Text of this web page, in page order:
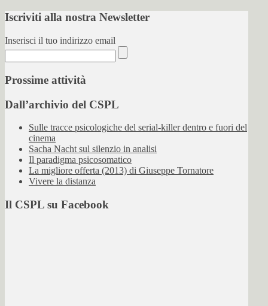
Iscriviti alla nostra Newsletter
Inserisci il tuo indirizzo email
Prossime attività
Dall’archivio del CSPL
Sulle tracce psicologiche del serial-killer dentro e fuori del
cinema
Sacha Nacht sul silenzio in analisi
Il paradigma psicosomatico
La migliore offerta (2013) di Giuseppe Tornatore
Vivere la distanza
Il CSPL su Facebook